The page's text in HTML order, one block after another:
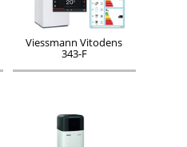
Viessmann Vitodens
343-F